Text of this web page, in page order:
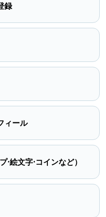
録
ィール
絵文字⋅コインなど）